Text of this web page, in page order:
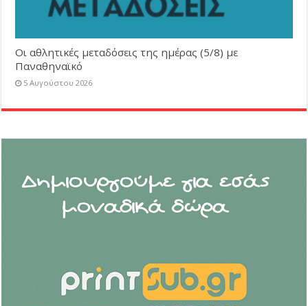
Οι αθλητικές μεταδόσεις της ημέρας (5/8) με
Παναθηναϊκό
5 Αυγούστου 2026